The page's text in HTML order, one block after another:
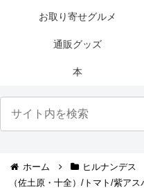
お取り寄せグルメ
通販グッズ
本
ホーム ヒルナンデス
（佐土原・十全）/トマト/紫ア